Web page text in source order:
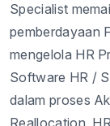
Specialist
pemberdayaan
mengelola HR
Software HR /
dalam proses
Reallocation.